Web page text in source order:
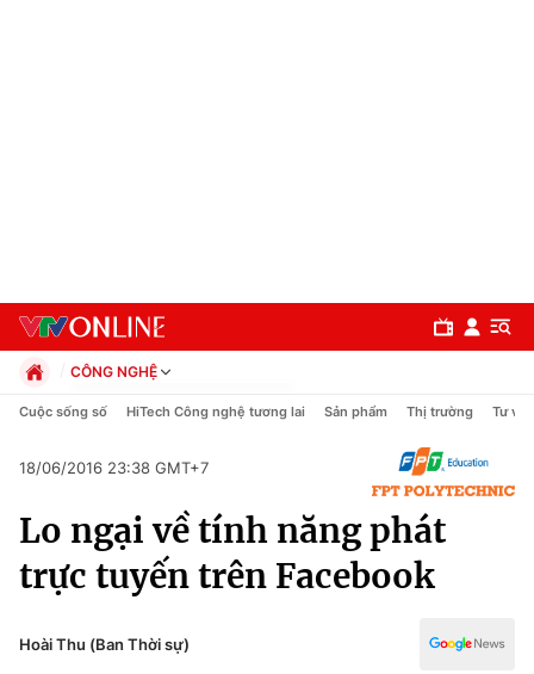
Chính trị
CÔNG NGHỆ
Chính trị
Pháp luật
Thể thao
Truyền hình
Văn hóa - Giải trí
Đời sống
Cuộc sống số HiTech Công nghệ tương lai Sản phẩm Thị trường Tư vấn
18/06/2016 23:38 GMT+7
Lo ngại về tính năng phát
trực tuyến trên Facebook
Hoài Thu (Ban Thời sự)